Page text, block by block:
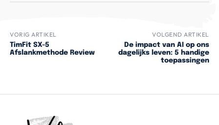
VORIG ARTIKEL
TimFit SX-5
Afslankmethode Review
VOLGEND ARTIKEL
De impact van AI op ons
dagelijks leven: 5 handige
toepassingen